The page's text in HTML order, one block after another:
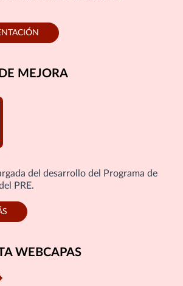
MEJORA
del desarrollo del Programa de
PRE.
WEBCAPAS